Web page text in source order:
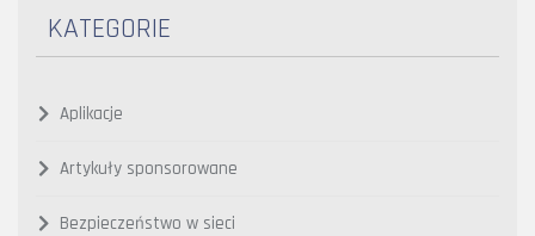
KATEGORIE
Aplikacje
Artykuły sponsorowane
Bezpieczeństwo w sieci